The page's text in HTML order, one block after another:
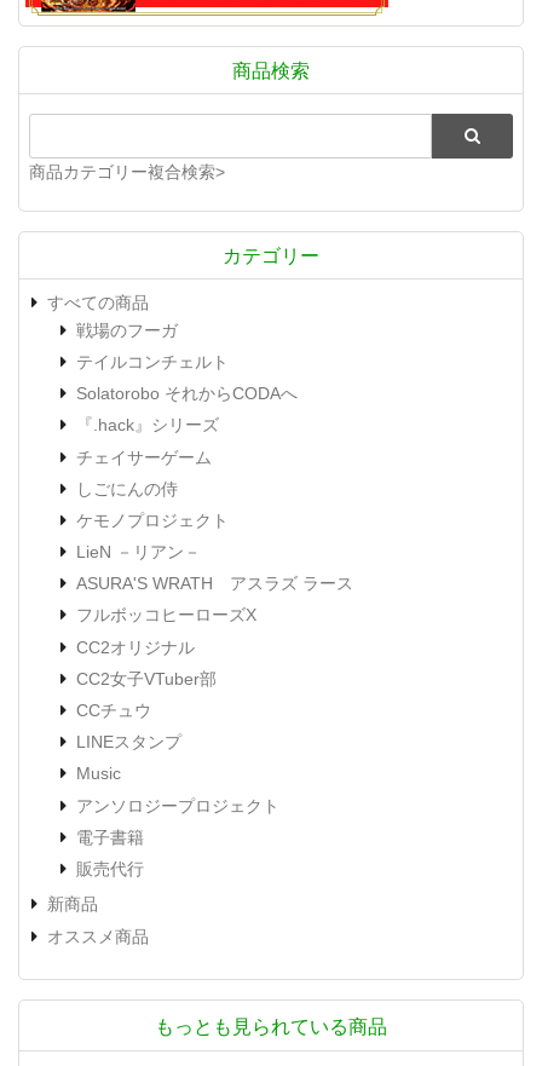
商品検索
商品カテゴリー複合検索>
カテゴリー
すべての商品
戦場のフーガ
テイルコンチェルト
Solatorobo それからCODAへ
『.hack』シリーズ
チェイサーゲーム
しごにんの侍
ケモノプロジェクト
LieN －リアン－
ASURA'S WRATH アスラズ ラース
フルボッコヒーローズX
CC2オリジナル
CC2女子VTuber部
CCチュウ
LINEスタンプ
Music
アンソロジープロジェクト
電子書籍
販売代行
新商品
オススメ商品
もっとも見られている商品